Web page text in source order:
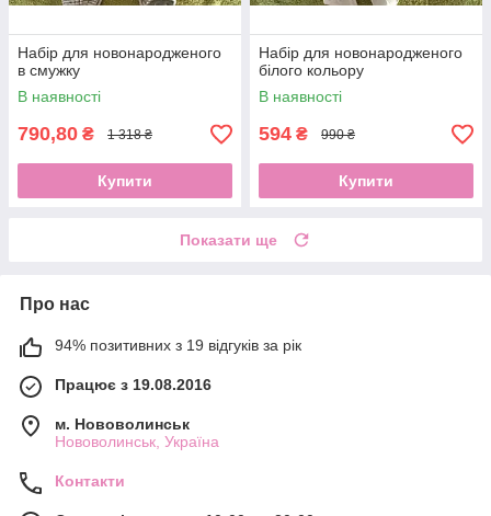
Набір для новонародженого
в смужку
В наявності
790,80 ₴ 1 318 ₴
Купити
Набір для новонародженого
білого кольору
В наявності
594 ₴ 990 ₴
Купити
Показати ще
Про нас
94% позитивних з 19 відгуків за рік
Працює з 19.08.2016
м. Нововолинськ
Нововолинськ, Україна
Контакти